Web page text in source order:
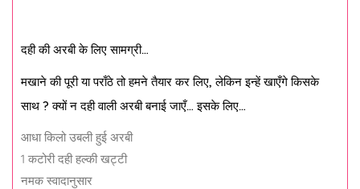
दही की अरबी के लिए सामग्री…
मखाने की पूरी या पराँठे तो हमने तैयार कर लिए, लेकिन इन्हें खाएँगे किसके
साथ ? क्यों न दही वाली अरबी बनाई जाएँ… इसके लिए…
आधा किलो उबली हुई अरबी
1 कटोरी दही हल्की खट्टी
नमक स्वादानुसार